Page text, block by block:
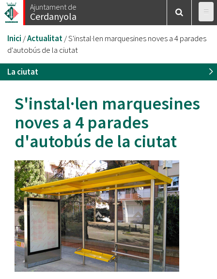
Vés
al
Ajuntament de
Cerdanyola
Esteu
aquí
Inici /Actualitat/S'instal·len marquesines noves a 4 parades
d'autobús de la ciutat
La ciutat
S'instal·len marquesines
noves a 4 parades
d'autobús de la ciutat